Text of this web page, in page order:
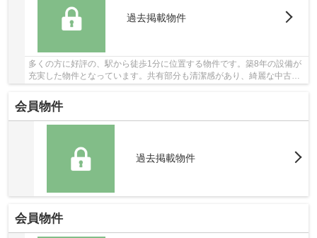
過去掲載物件
多くの方に好評の、駅から徒歩1分に位置する物件です。築8年の設備が
充実した物件となっています。共有部分も清潔感があり、綺麗な中古マ
ンションです。こちらの物件にはエレベーター...
会員物件
過去掲載物件
会員物件